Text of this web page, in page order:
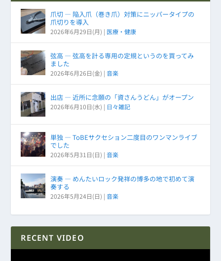
爪切 ― 陥入爪（巻き爪）対策にニッパータイプの
爪切りを導入
2026年6月29日(月) | 医療・健康
弦高 ― 弦高を計る専用の定規というのを買ってみ
ました
2026年6月26日(金) |音楽
出店 ― 近所に念願の「資さんうどん」がオープン
2026年6月10日(水) | 日々雑記
単独 ― ToBEサクセション二度目のワンマンライブ
でした
2026年5月31日(日) |音楽
演奏 ― めんたいロック発祥の博多の地で初めて演
奏する
2026年5月24日(日) |音楽
RECENT VIDEO